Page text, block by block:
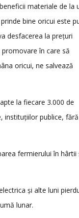
materiale de la
bine oricui este
desfacerea la prețuri
în care să
oricui, ne salvează
la fiecare 3.000 de
instituțiilor publice, fără
fermierului în hârtii
și alte luni
lunar.